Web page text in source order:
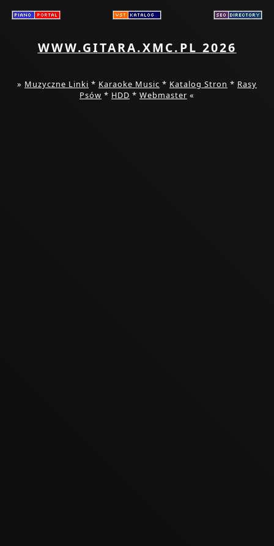
WWW.GITARA.XMC.PL 2026
» Muzyczne Linki * Karaoke Music * Katalog Stron * Rasy
Psów * HDD * Webmaster «